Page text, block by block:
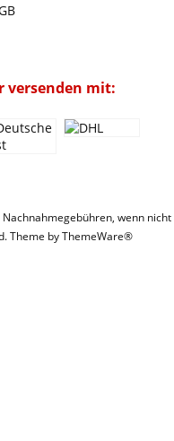
versenden mit:
wenn
Theme byThemeWare®